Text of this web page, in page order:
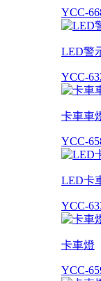
YCC-
LED警
YCC-
卡車車
YCC-
LED卡
YCC-
卡車燈
YCC-